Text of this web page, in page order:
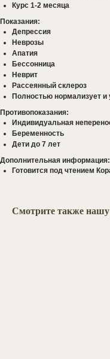
Курс 1-2 месяца
Показания:
Депрессия
Неврозы
Апатия
Бессонница
Неврит
Рассеянный склероз
Полностью нормализует и
Противопоказания:
Индивидуальная
Беременность
Дети до 7 лет
Дополнительная информация:
Готовится под чтением
Смотрите также
задать вопрос